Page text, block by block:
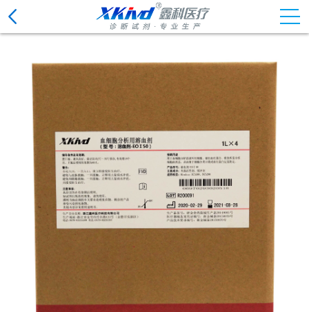
化学发光免疫分析仪试剂
免疫检验系统用底物液
电解质模块试剂
生化分析仪清洗液
血细胞分析用配套试剂
尿有形成份分析仪用试剂
血凝分析仪清洗液